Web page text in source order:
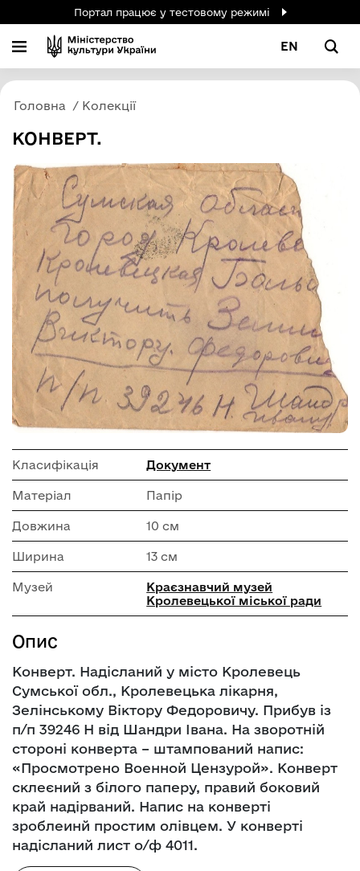
Портал працює у тестовому режимі
EN
Головна Колекції
КОНВЕРТ.
Класифікація Документ
Матеріал Папір
Довжина 10 см
Ширина 13 см
Музей
Краєзнавчий музей
Кролевецької міської ради
Опис
Конверт. Надісланий у місто Кролевець
Сумської обл., Кролевецька лікарня,
Зелінському Віктору Федоровичу. Прибув із
п/п 39246 Н від Шандри Івана. На зворотній
стороні конверта – штампований напис:
«Просмотрено Военной Цензурой». Конверт
склеєний з білого паперу, правий боковий
край надірваний. Напис на конверті
зроблеинй простим олівцем. У конверті
надісланий лист о/ф 4011.